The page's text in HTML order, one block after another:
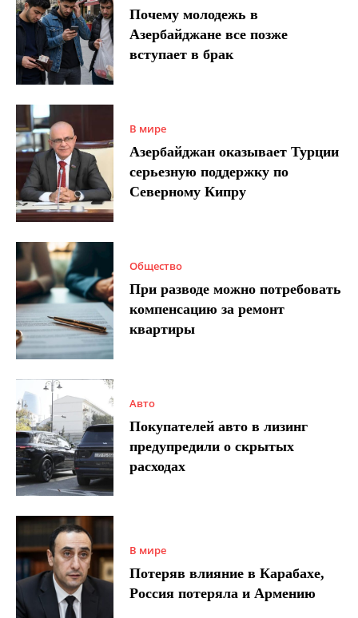
Почему молодежь в
Азербайджане все позже
вступает в брак
В мире
Азербайджан оказывает Турции
серьезную поддержку по
Северному Кипру
Общество
При разводе можно потребовать
компенсацию за ремонт
квартиры
Авто
Покупателей авто в лизинг
предупредили о скрытых
расходах
В мире
Потеряв влияние в Карабахе,
Россия потеряла и Армению